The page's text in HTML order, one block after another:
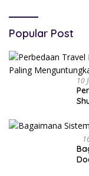
Popular Post
10